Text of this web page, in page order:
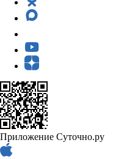
Приложение Суточно.ру